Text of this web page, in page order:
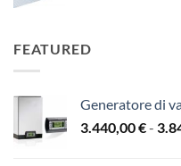
FEATURED
Generatore di
3.440,00€-